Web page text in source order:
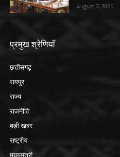
August 7, 2026
प्रमुख श्रेणियाँ
छत्तीसगढ़
रायपुर
राज्य
राजनीति
बड़ी खबर
राष्ट्रीय
मुख्यमंत्री